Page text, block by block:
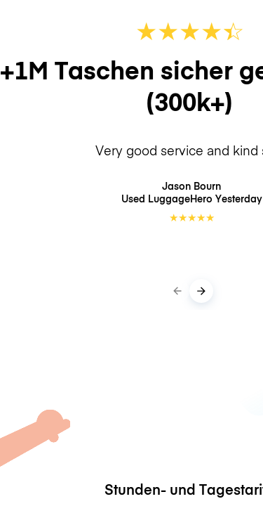
★★★★☆
★
+1M Taschen sicher
(300k+)
Very good service and kind
Jason Bourn
Used LuggageHero Yesterday
★★★★★
Stunden- und